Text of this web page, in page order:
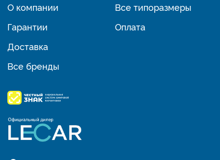
О компании
Гарантии
Доставка
Все бренды
Все типоразмеры
Оплата